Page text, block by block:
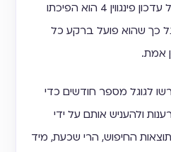
השינוי המשמעותי ביותר של עדכון פינגווין 4 הוא הפיכתו
כך שהוא פועל ברקע כל
אמת.
לגוגל מספר חודשים כדי
ולהעניש אותם על ידי
החיפוש, הרי שכעת, מיד